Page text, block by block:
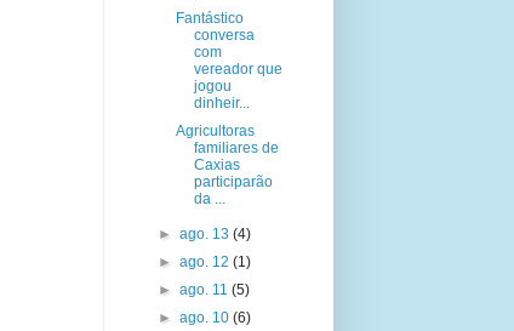
Fantástico
conversa
com
vereador que
jogou
dinheir...
Agricultoras
familiares de
Caxias
participarão
da ...
► ago. 13 (4)
► ago. 12 (1)
► ago. 11 (5)
► ago. 10 (6)